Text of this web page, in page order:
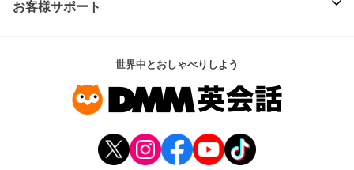
お客様サポート
世界中とおしゃべりしよう